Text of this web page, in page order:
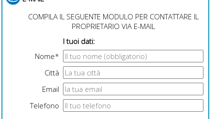
COMPILA IL SEGUENTE MODULO PER CONTATTARE IL
PROPRIETARIO VIA E-MAIL
I tuoi dati:
Nome*
Città
Email
Telefono